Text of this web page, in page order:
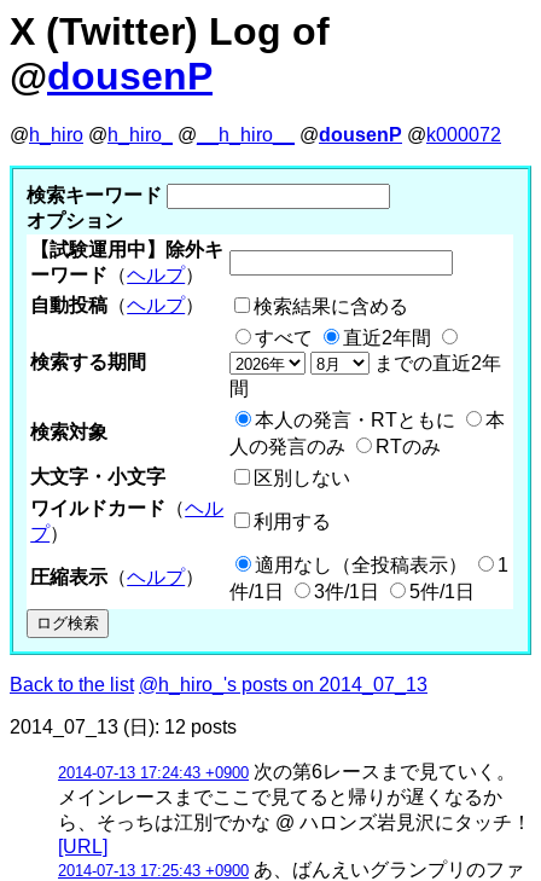
X (Twitter) Log of
@dousenP
@h_hiro @h_hiro_ @ __h_hiro__ @dousenP @k000072
検索キーワード
オプション
【試験運用中】除外キ
ーワード （ヘルプ）
自動投稿 （ヘルプ） 検索結果に含める
検索する期間
すべて
直近2年間
までの直近2年
間
検索対象
本人の発言・RTともに
本
人の発言のみ
RTのみ
大文字・小文字
区別しない
ワイルドカード （ヘル
プ）
利用する
圧縮表示 （ヘルプ）
適用なし（全投稿表示）
1
件/1日
3件/1日 5件/1日
Back to the list @h_hiro_'s posts on 2014_07_13
2014_07_13 (日): 12 posts
2014-07-13 17:24:43 +0900 次の第6レースまで見ていく。
メインレースまでここで見てると帰りが遅くなるか
ら、そっちは江別でかな @ ハロンズ岩見沢にタッチ！
[URL]
2014-07-13 17:25:43 +0900 あ、ばんえいグランプリのファ